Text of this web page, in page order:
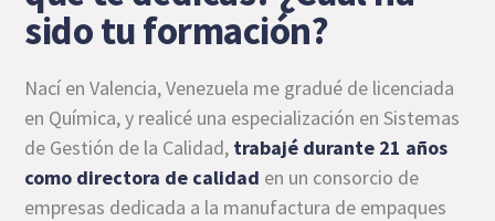
sido tu formación?
Nací en Valencia, Venezuela me gradué de licenciada
en Química, y realicé una especialización en Sistemas
de Gestión de la Calidad, trabajé durante 21 años
como directora de calidad en un consorcio de
empresas dedicada a la manufactura de empaques